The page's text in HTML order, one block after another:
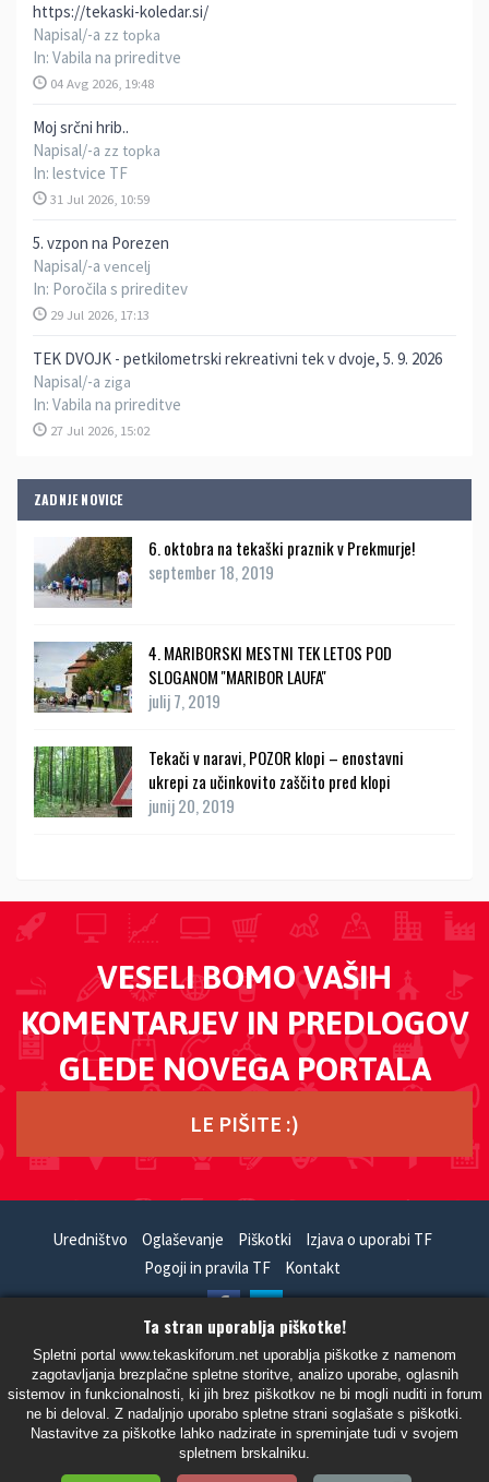
https://tekaski-koledar.si/
Napisal/-a zz topka
In: Vabila na prireditve
04 Avg 2026, 19:48
Moj srčni hrib..
Napisal/-a zz topka
In: lestvice TF
31 Jul 2026, 10:59
5. vzpon na Porezen
Napisal/-a vencelj
In: Poročila s prireditev
29 Jul 2026, 17:13
TEK DVOJK - petkilometrski rekreativni tek v dvoje, 5. 9. 2026
Napisal/-a ziga
In: Vabila na prireditve
27 Jul 2026, 15:02
ZADNJE NOVICE
6. oktobra na tekaški praznik v Prekmurje!
september 18, 2019
4. MARIBORSKI MESTNI TEK LETOS POD
SLOGANOM ''MARIBOR LAUFA''
julij 7, 2019
Tekači v naravi, POZOR klopi – enostavni
ukrepi za učinkovito zaščito pred klopi
junij 20, 2019
VESELI BOMO VAŠIH
KOMENTARJEV IN PREDLOGOV
GLEDE NOVEGA PORTALA
LE PIŠITE :)
Uredništvo Oglaševanje Piškotki
Izjava o uporabi TF
Pogoji in pravila TF
Kontakt
HandCrafted With - Powered By
- Vsi časi so UTC+02:00 Evropa/Ljubljana -
Ta stran uporablja piškotke!
Spletni portal www.tekaskiforum.net uporablja piškotke z namenom
zagotavljanja brezplačne spletne storitve, analizo uporabe, oglasnih
sistemov in funkcionalnosti, ki jih brez piškotkov ne bi mogli nuditi in forum
ne bi deloval. Z nadaljnjo uporabo spletne strani soglašate s piškotki.
Nastavitve za piškotke lahko nadzirate in spreminjate tudi v svojem
spletnem brskalniku.